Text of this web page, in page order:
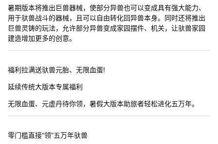
暑期版本将推出巨兽器械，使部分异兽也可以变成具有强大能力、
用于驮兽战斗的器械，且可以自由转化回异兽本身。同时还将推出
巨兽灵铸的玩法，允许部分异兽变成家园摆件、机关，让驮兽家园
建造增加更多的创意。
福利拉满送驮兽元胎、无限血蛋!
延续传统大版本专属福利
无限血蛋、元虚丹待你领，暑假大版本助旅者轻松进化五万年。
零门槛直接“领”五万年驮兽